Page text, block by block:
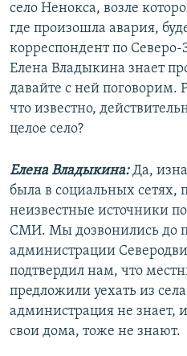
село Ненокса, возле
где произошла авария,
корреспондент по
Елена Владыкина знает
давайте с ней поговорим.
что известно,
целое село?
Елена Владыкина:Да,
была в социальных сетях,
неизвестные источники
СМИ. Мы дозвонились до
администрации
подтвердил нам, что
предложили уехать из
администрация не знает,
свои дома, тоже не знают.